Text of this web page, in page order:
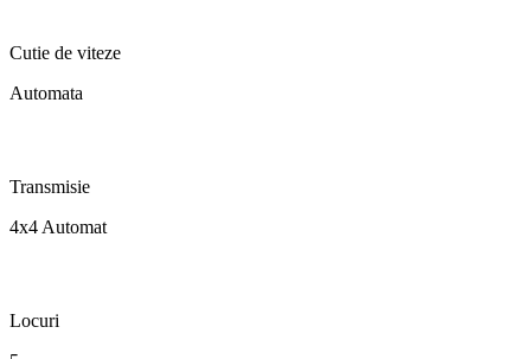
Cutie de viteze
Automata
Transmisie
4x4 Automat
Locuri